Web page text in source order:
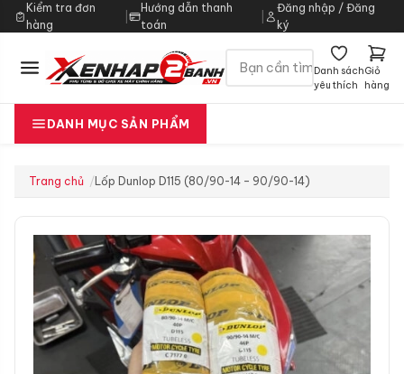
Kiểm tra đơn
hàng
|
Hướng dẫn thanh
toán
Đăng nhập / Đăng
ký
Danh sách
yêu thích
Giỏ
hàng
DANH MỤC SẢN PHẨM
Trang chủ Lốp Dunlop D115 (80/90-14 – 90/90-14)